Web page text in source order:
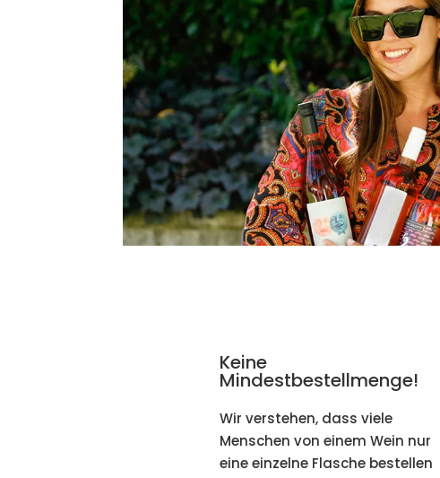
Keine
Mindestbestellmenge!
Wir verstehen, dass viele
Menschen von einem Wein nur
eine einzelne Flasche bestellen